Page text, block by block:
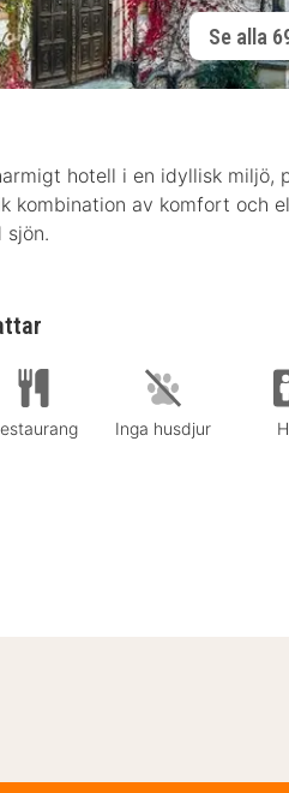
Se alla
hotell i en idyllisk miljö,
kombination av komfort och
sjön.
Inga husdjur